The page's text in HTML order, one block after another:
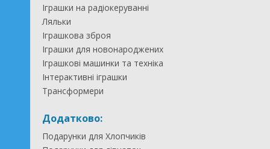
Іграшки на радіокеруванні
Ляльки
Іграшкова зброя
Іграшки для новонароджених
Іграшкові машинки та техніка
Інтерактивні іграшки
Трансформери
Додатково:
Подарунки для Хлопчиків